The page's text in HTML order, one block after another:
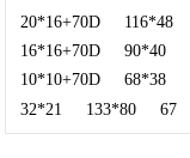
20*16+70D
116*48
16*16+70D
90*40
10*10+70D
68*38
32*21
133*80 67